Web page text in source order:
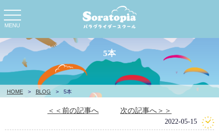
toggle
navigation
MENU
HOME > BLOG > 5本
5本
＜＜前の記事へ 次の記事へ＞＞
2022-05-15